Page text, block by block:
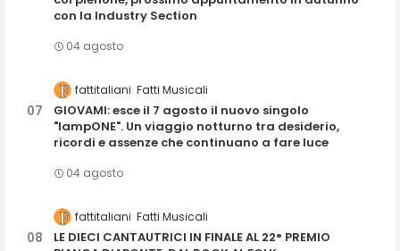
con la Industry Section
04 agosto
fattitaliani Fatti Musicali
GIOVAMI: esce il 7 agosto il nuovo singolo
"lampONE". Un viaggio notturno tra desiderio,
ricordi e assenze che continuano a fare luce
04 agosto
fattitaliani Fatti Musicali
LE DIECI CANTAUTRICI IN FINALE AL 22° PREMIO